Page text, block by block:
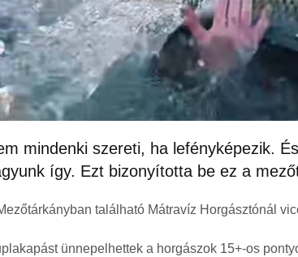
mindenki szereti, ha lefényképezik.
így. Ezt bizonyította be ez a
található Mátravíz Horgásztónál
ünnepelhettek a horgászok 15+-os